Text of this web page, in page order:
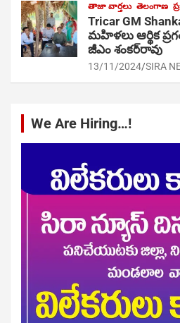
తాజా వార్తలు తెలంగాణ
Tricar GM
మహిళలు ఆర్థిక
జీఎం శంకర్‌రావు
13/11/2024 SIRA
We Are Hiring…!